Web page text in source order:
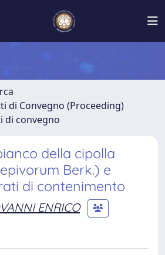
di Convegno (Proceeding)
di convegno
della cipolla
Berk.) e
di contenimento
ENRICO